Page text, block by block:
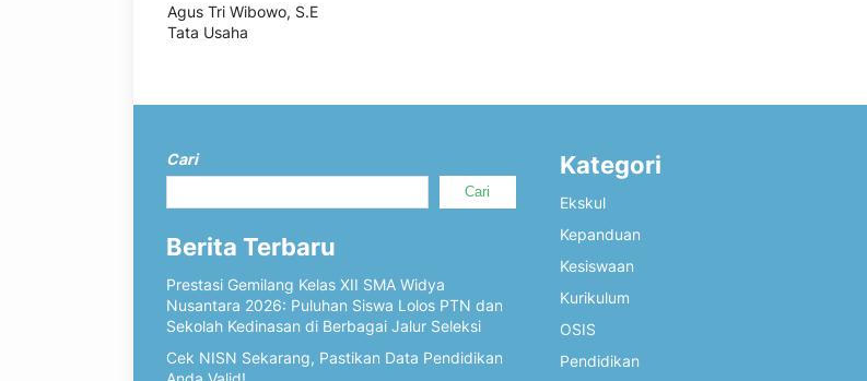
Agus Tri Wibowo, S.E
Tata Usaha
Cari
Cari
Berita Terbaru
Prestasi Gemilang Kelas XII SMA Widya
Nusantara 2026: Puluhan Siswa Lolos PTN dan
Sekolah Kedinasan di Berbagai Jalur Seleksi
Cek NISN Sekarang, Pastikan Data Pendidikan
Kategori
Ekskul
Kepanduan
Kesiswaan
Kurikulum
OSIS
Pendidikan